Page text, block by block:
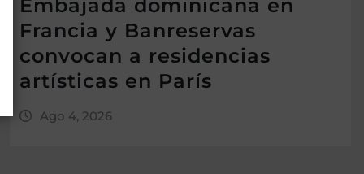
Embajada dominicana en
Francia y Banreservas
convocan a residencias
artísticas en París
Ago 4, 2026